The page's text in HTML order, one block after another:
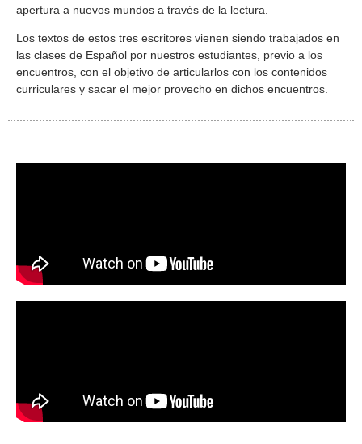
apertura a nuevos mundos a través de la lectura.
Los textos de estos tres escritores vienen siendo trabajados en
las clases de Español por nuestros estudiantes, previo a los
encuentros, con el objetivo de articularlos con los contenidos
curriculares y sacar el mejor provecho en dichos encuentros.